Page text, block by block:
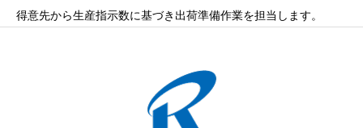
得意先から生産指示数に基づき出荷準備作業を担当します。